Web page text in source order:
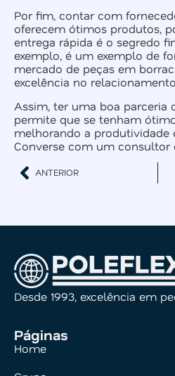
Por fim, contar com
oferecem ótimos produtos,
entrega rápida é o segredo
exemplo, é um exemplo de
mercado de peças em
excelência no
Assim, ter uma boa parceria
permite que se tenham
melhorando a produtividade
Converse com um consultor
ANTERIOR
Desde 1993, excelência em
Páginas
Home